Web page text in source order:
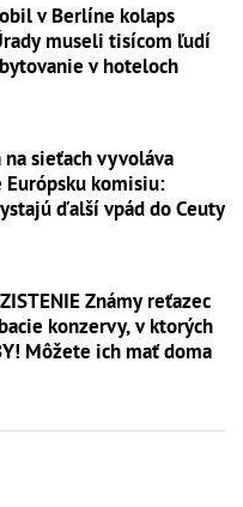
v Berlíne kolaps
museli tisícom ľudí
v hoteloch
sieťach vyvoláva
Európsku komisiu:
ďalší vpád do Ceuty
Známy reťazec
konzervy, v ktorých
Môžete ich mať doma